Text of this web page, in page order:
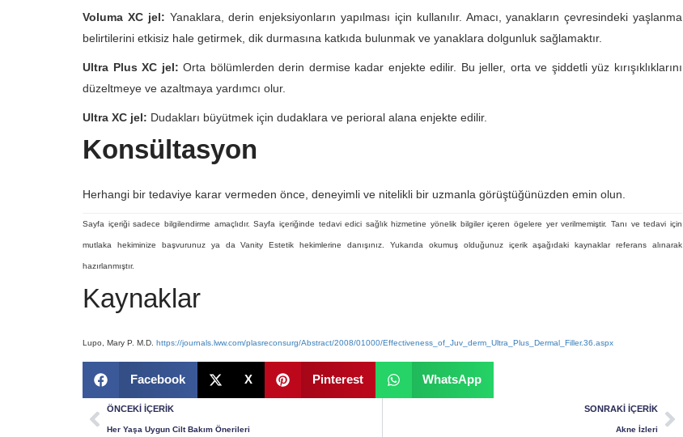
Voluma XC jel: Yanaklara, derin enjeksiyonların yapılması için kullanılır. Amacı, yanakların çevresindeki yaşlanma
belirtilerini etkisiz hale getirmek, dik durmasına katkıda bulunmak ve yanaklara dolgunluk sağlamaktır.
Ultra Plus XC jel: Orta bölümlerden derin dermise kadar enjekte edilir. Bu jeller, orta ve şiddetli yüz kırışıklıklarını
düzeltmeye ve azaltmaya yardımcı olur.
Ultra XC jel: Dudakları büyütmek için dudaklara ve perioral alana enjekte edilir.
Konsültasyon
Herhangi bir tedaviye karar vermeden önce, deneyimli ve nitelikli bir uzmanla görüştüğünüzden emin olun.
Sayfa içeriği sadece bilgilendirme amaçlıdır. Sayfa içeriğinde tedavi edici sağlık hizmetine yönelik bilgiler içeren ögelere yer verilmemiştir. Tanı ve tedavi için
mutlaka hekiminize başvurunuz ya da Vanity Estetik hekimlerine danışınız. Yukarıda okumuş olduğunuz içerik aşağıdaki kaynaklar referans alınarak
hazırlanmıştır.
Kaynaklar
Lupo, Mary P. M.D. https://journals.lww.com/plasreconsurg/Abstract/2008/01000/Effectiveness_of_Juv_derm_Ultra_Plus_Dermal_Filler.36.aspx
Facebook X Pinterest WhatsApp
ÖNCEKI İÇERIK
Her Yaşa Uygun Cilt Bakım Önerileri
SONRAKI İÇERIK
Akne İzleri